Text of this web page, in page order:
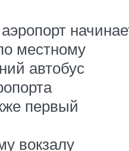
местному
автобус
первый
вокзалу